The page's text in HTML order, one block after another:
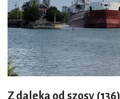
Z daleka od szosy (136)